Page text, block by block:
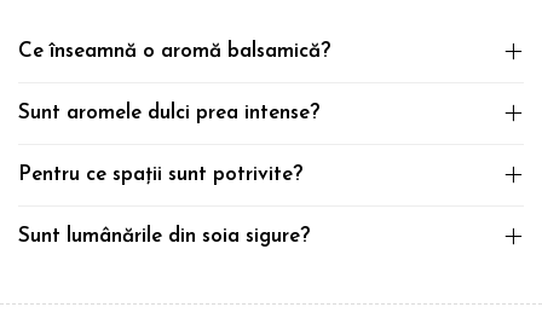
Ce înseamnă o aromă balsamică?
Sunt aromele dulci prea intense?
Pentru ce spații sunt potrivite?
Sunt lumânările din soia sigure?